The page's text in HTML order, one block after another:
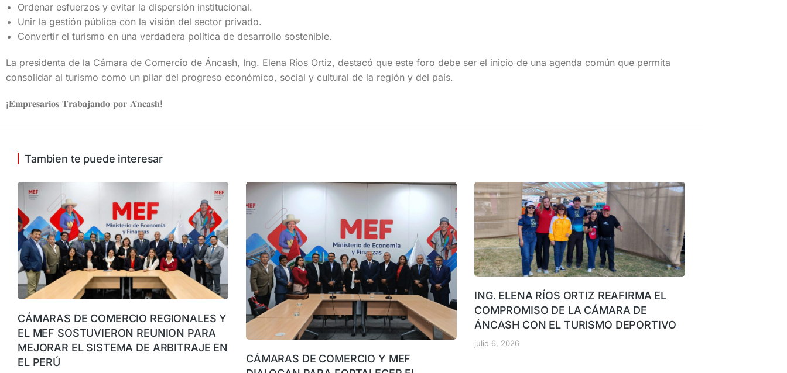
Ordenar esfuerzos y evitar la dispersión institucional.
Unir la gestión pública con la visión del sector privado.
Convertir el turismo en una verdadera política de desarrollo sostenible.
La presidenta de la Cámara de Comercio de Áncash, Ing. Elena Ríos Ortiz, destacó que este foro debe ser el inicio de una agenda común que permita
consolidar al turismo como un pilar del progreso económico, social y cultural de la región y del país.
¡𝐄𝐦𝐩𝐫𝐞𝐬𝐚𝐫𝐢𝐨𝐬 𝐓𝐫𝐚𝐛𝐚𝐣𝐚𝐧𝐝𝐨 𝐩𝐨𝐫 𝐀́𝐧𝐜𝐚𝐬𝐡!
Tambien te puede interesar
CÁMARAS DE COMERCIO REGIONALES Y
EL MEF SOSTUVIERON REUNION PARA
MEJORAR EL SISTEMA DE ARBITRAJE EN
EL PERÚ
CÁMARAS DE COMERCIO Y MEF
ING. ELENA RÍOS ORTIZ REAFIRMA EL
COMPROMISO DE LA CÁMARA DE
ÁNCASH CON EL TURISMO DEPORTIVO
julio 6, 2026